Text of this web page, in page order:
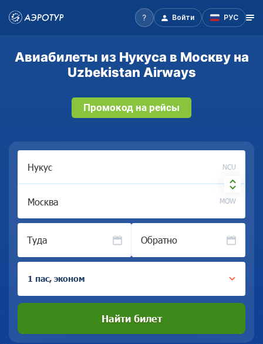
Войти РУС
Авиабилеты из Нукуса в Москву на
Uzbekistan Airways
Промокод на рейсы
NCU
MOW
Туда Обратно
1 пас, эконом
Найти билет